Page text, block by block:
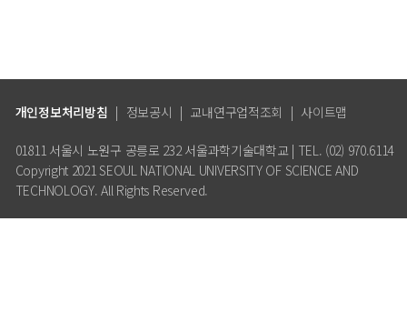
개인정보처리방침 | 정보공시 | 교내연구업적조회 | 사이트맵
01811 서울시 노원구 공릉로 232 서울과학기술대학교 | TEL. (02) 970.6114
Copyright 2021 SEOUL NATIONAL UNIVERSITY OF SCIENCE AND
TECHNOLOGY. All Rights Reserved.